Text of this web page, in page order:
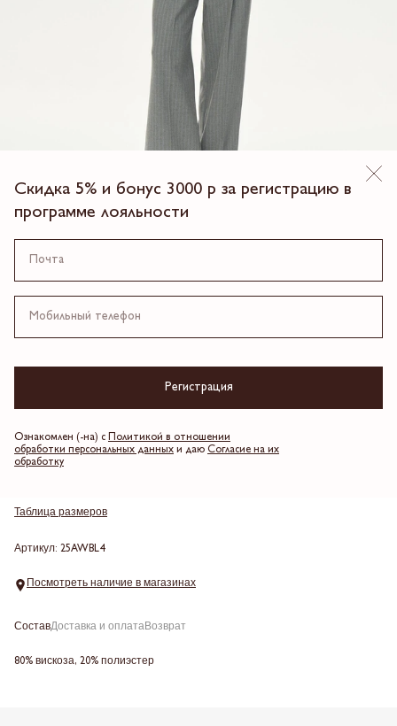
Скидка 5% и бонус 3000 р за регистрацию в
программе лояльности
Регистрация
Ознакомлен (-на) с
Политикой в отношении
обработки персональных данных и даю Согласие на их
обработку
8 990.00 ₽
4 платежа по 2,247.5 ₽
Выберите размер
Таблица размеров
Артикул: 25AWBL4
Посмотреть наличие в магазинах
СоставДоставка и оплатаВозврат
80% вискоза, 20% полиэстер